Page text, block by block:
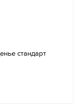
стандарт